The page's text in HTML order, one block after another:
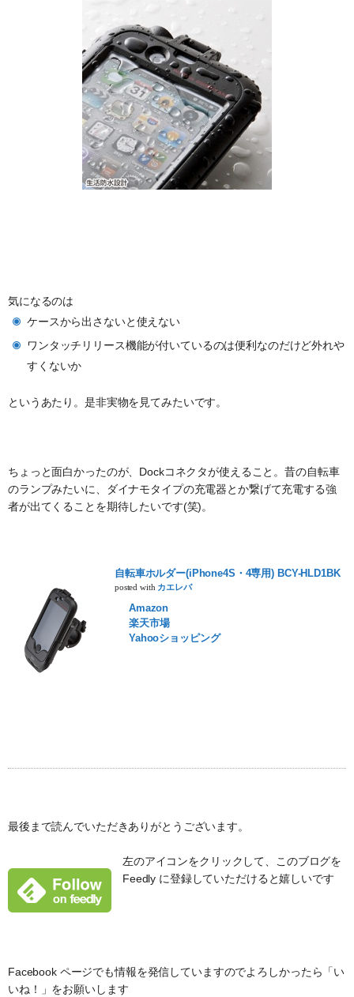
気になるのは
ケースから出さないと使えない
ワンタッチリリース機能が付いているのは便利なのだけど外れや
すくないか
というあたり。是非実物を見てみたいです。
ちょっと面白かったのが、Dockコネクタが使えること。昔の自転車
のランプみたいに、ダイナモタイプの充電器とか繋げて充電する強
者が出てくることを期待したいです(笑)。
自転車ホルダー(iPhone4S・4専用) BCY-HLD1BK
posted with カエレバ
Amazon
楽天市場
Yahooショッピング
最後まで読んでいただきありがとうございます。
左のアイコンをクリックして、このブログを
Feedly に登録していただけると嬉しいです
Facebook ページでも情報を発信していますのでよろしかったら「い
いね！」をお願いします